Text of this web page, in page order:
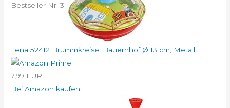
Bestseller Nr. 3
Lena 52412 Brummkreisel Bauernhof Ø 13 cm, Metall...
7,99 EUR
Bei Amazon kaufen